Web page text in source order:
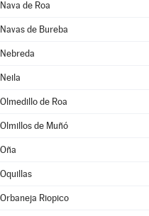
Nava de Roa
Navas de Bureba
Nebreda
Neila
Olmedillo de Roa
Olmillos de Muñó
Oña
Oquillas
Orbaneja Riopico